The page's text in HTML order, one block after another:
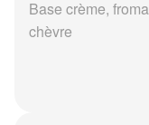
Base crème,
chèvre